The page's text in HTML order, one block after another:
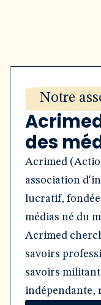
Notre
des
Acrimed
association
lucratif, fondée
médias né du
Acrimed
savoirs
savoirs
indépendante,